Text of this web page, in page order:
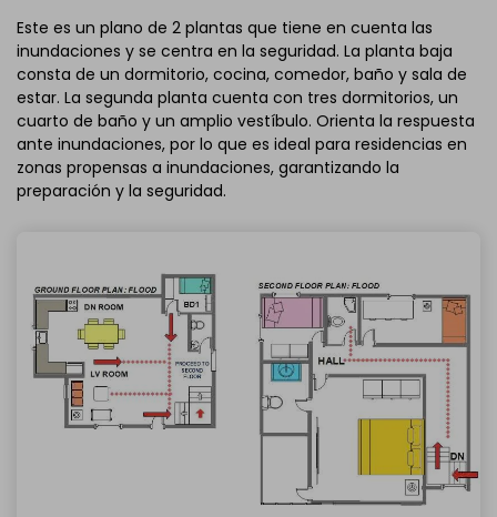
Este es un plano de 2 plantas que tiene en cuenta las
inundaciones y se centra en la seguridad. La planta baja
consta de un dormitorio, cocina, comedor, baño y sala de
estar. La segunda planta cuenta con tres dormitorios, un
cuarto de baño y un amplio vestíbulo. Orienta la respuesta
ante inundaciones, por lo que es ideal para residencias en
zonas propensas a inundaciones, garantizando la
preparación y la seguridad.